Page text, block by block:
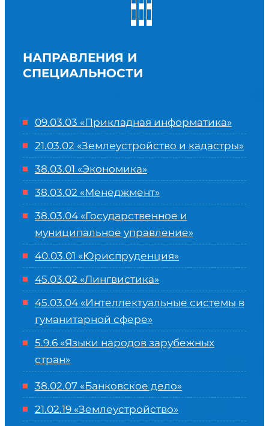
НАПРАВЛЕНИЯ И
СПЕЦИАЛЬНОСТИ
09.03.03 «Прикладная информатика»
21.03.02 «Землеустройство и кадастры»
38.03.01 «Экономика»
38.03.02 «Менеджмент»
38.03.04 «Государственное и
муниципальное управление»
40.03.01 «Юриспруденция»
45.03.02 «Лингвистика»
45.03.04 «Интеллектуальные системы в
гуманитарной сфере»
5.9.6 «Языки народов зарубежных
стран»
38.02.07 «Банковское дело»
21.02.19 «Землеустройство»